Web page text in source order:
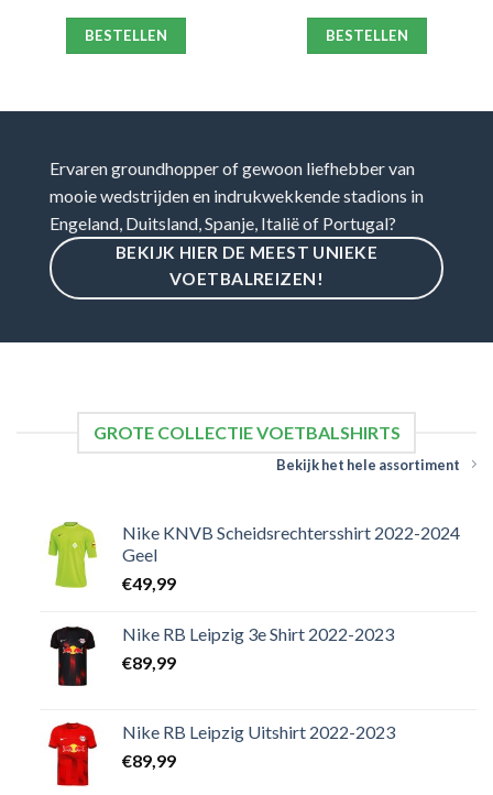
BESTELLEN BESTELLEN
Ervaren groundhopper of gewoon liefhebber van
mooie wedstrijden en indrukwekkende stadions in
Engeland, Duitsland, Spanje, Italië of Portugal?
BEKIJK HIER DE MEEST UNIEKE
VOETBALREIZEN!
GROTE COLLECTIE VOETBALSHIRTS
Bekijk het hele assortiment
Nike KNVB Scheidsrechtersshirt 2022-2024
Geel
€49,99
Nike RB Leipzig 3e Shirt 2022-2023
€89,99
Nike RB Leipzig Uitshirt 2022-2023
€89,99